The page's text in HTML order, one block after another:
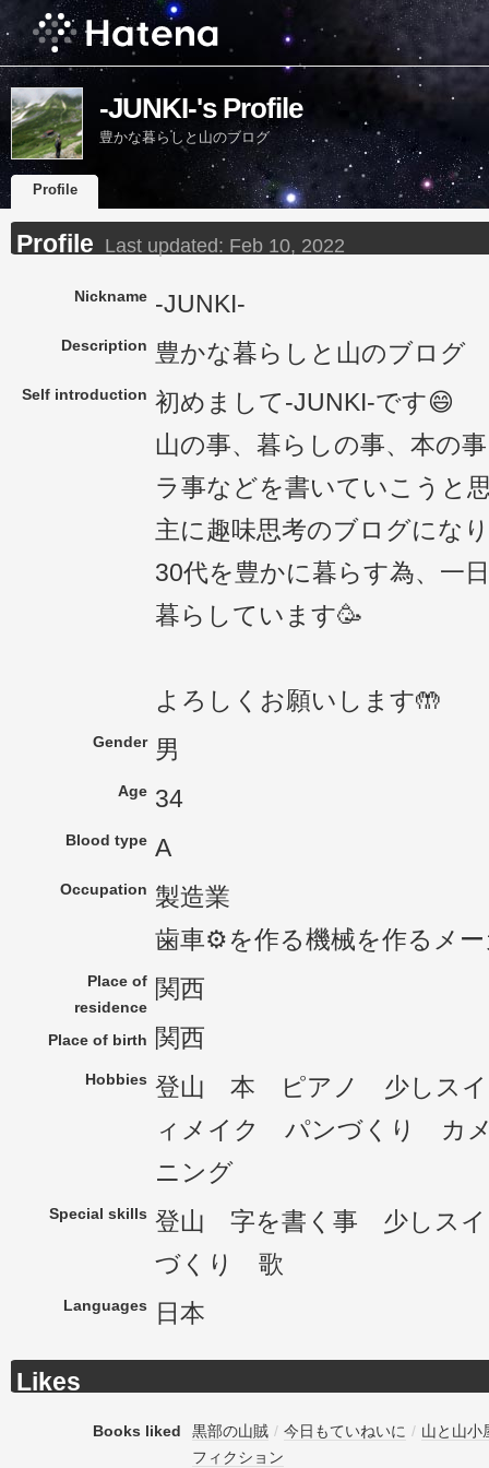
-JUNKI-'s Profile
豊かな暮らしと山のブログ
Profile
Profile Last updated: Feb 10, 2022
Nickname -JUNKI-
Description 豊かな暮らしと山のブログ
Self introduction 初めまして-JUNKI-です😄
山の事、暮らしの事、本の
ラ事などを書いていこうと
主に趣味思考のブログにな
30代を豊かに暮らす為、一
暮らしています🥳
よろしくお願いします🤲
Gender 男
Age 34
Blood type A
Occupation 製造業
歯車⚙を作る機械を作るメ
Place of
residence
関西
Place of birth 関西
Hobbies 登山 本 ピアノ 少しスイ
ィメイク パンづくり カ
ニング
Special skills 登山 字を書く事 少しス
づくり 歌
Languages 日本
Likes
Books liked 黒部の山賊 / 今日もていねいに / 山と山小
フィクション